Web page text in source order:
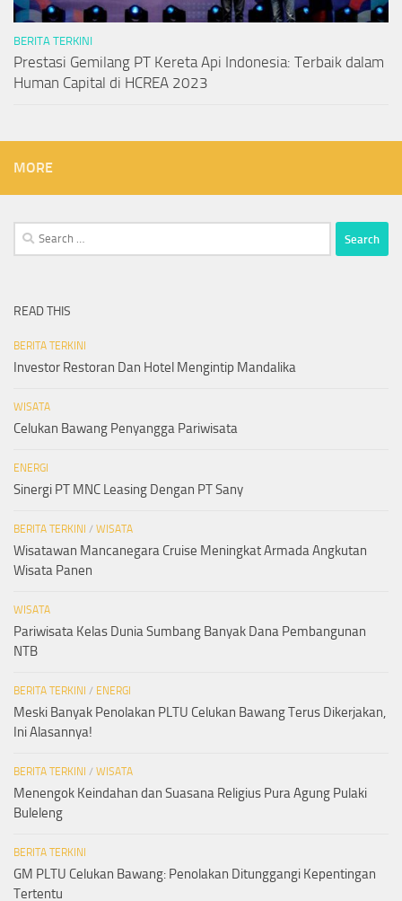
BERITA TERKINI
Prestasi Gemilang PT Kereta Api Indonesia: Terbaik dalam
Human Capital di HCREA 2023
MORE
Search
for:
READ THIS
BERITA TERKINI
Investor Restoran Dan Hotel Mengintip Mandalika
WISATA
Celukan Bawang Penyangga Pariwisata
ENERGI
Sinergi PT MNC Leasing Dengan PT Sany
BERITA TERKINI / WISATA
Wisatawan Mancanegara Cruise Meningkat Armada Angkutan
Wisata Panen
WISATA
Pariwisata Kelas Dunia Sumbang Banyak Dana Pembangunan
NTB
BERITA TERKINI / ENERGI
Meski Banyak Penolakan PLTU Celukan Bawang Terus Dikerjakan,
Ini Alasannya!
BERITA TERKINI / WISATA
Menengok Keindahan dan Suasana Religius Pura Agung Pulaki
Buleleng
BERITA TERKINI
GM PLTU Celukan Bawang: Penolakan Ditunggangi Kepentingan
Tertentu